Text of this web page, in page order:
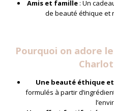
Amis et famille : Un
de beauté éthique et
Pourquoi on adore
Une beauté éthique
formulés à partir